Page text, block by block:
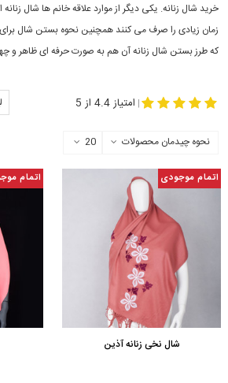
خرید شال زنانه. یکی دیگر از موارد علاقه خانم ها شال
زمان زیادی را صرف می کنند همچنین نحوه بستن شال برای
که طرز بستن شال زنانه آن هم به صورت حرفه ای ظاهر و
| امتیاز 4.4 از 5
نحوه چیدمان محصولات 20
اتمام موجودی
شال نخی زنانه آذین
اتمام